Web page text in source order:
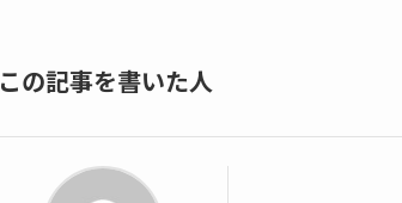
この記事を書いた人